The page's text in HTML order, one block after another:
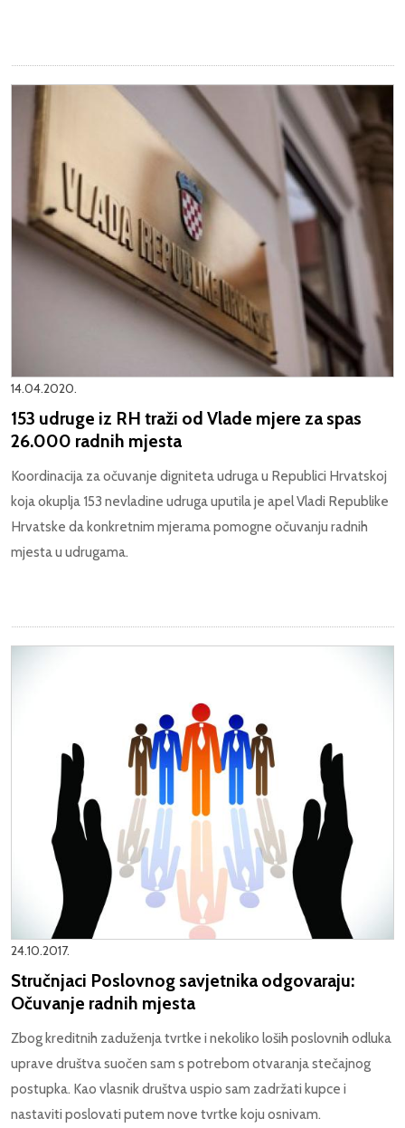
14.04.2020.
153 udruge iz RH traži od Vlade mjere za spas
26.000 radnih mjesta
Koordinacija za očuvanje digniteta udruga u Republici Hrvatskoj
koja okuplja 153 nevladine udruga uputila je apel Vladi Republike
Hrvatske da konkretnim mjerama pomogne očuvanju radnih
mjesta u udrugama.
24.10.2017.
Stručnjaci Poslovnog savjetnika odgovaraju:
Očuvanje radnih mjesta
Zbog kreditnih zaduženja tvrtke i nekoliko loših poslovnih odluka
uprave društva suočen sam s potrebom otvaranja stečajnog
postupka. Kao vlasnik društva uspio sam zadržati kupce i
nastaviti poslovati putem nove tvrtke koju osnivam.